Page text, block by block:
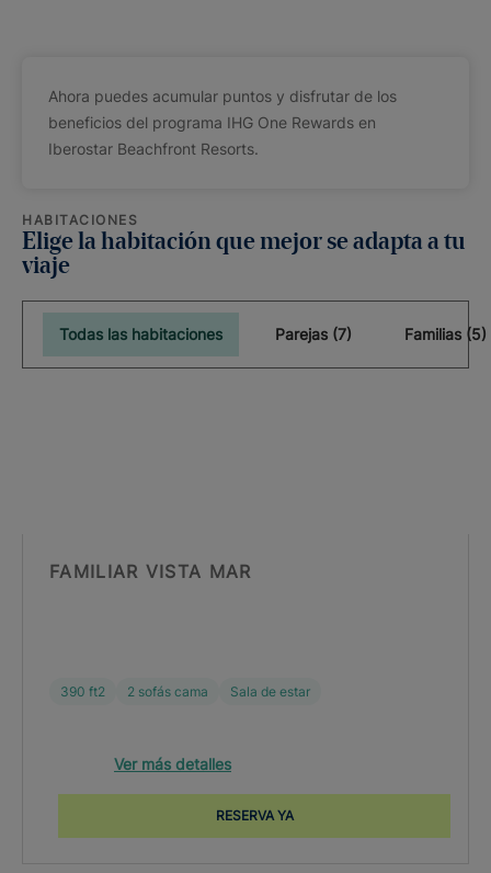
Ahora puedes acumular puntos y disfrutar de los
beneficios del programa IHG One Rewards en
Iberostar Beachfront Resorts.
HABITACIONES
Elige la habitación que mejor se adapta a tu
viaje
Todas las habitaciones Parejas (7) Familias (5)
FAMILIAR VISTA MAR
390 ft2 2 sofás cama Sala de estar
Ver más detalles
RESERVA YA